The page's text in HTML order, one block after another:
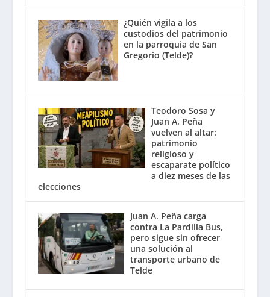
¿Quién vigila a los
custodios del patrimonio
en la parroquia de San
Gregorio (Telde)?
Teodoro Sosa y
Juan A. Peña
vuelven al altar:
patrimonio
religioso y
escaparate político
a diez meses de las
elecciones
Juan A. Peña carga
contra La Pardilla Bus,
pero sigue sin ofrecer
una solución al
transporte urbano de
Telde